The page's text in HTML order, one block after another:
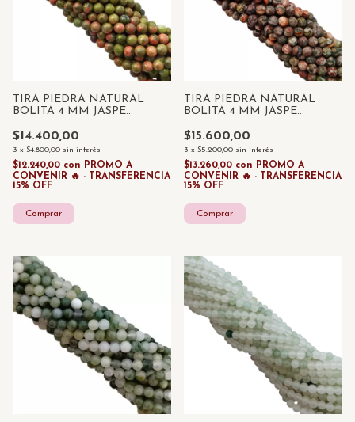
TIRA PIEDRA NATURAL
BOLITA 4 MM JASPE
$14.400,00
3 x $4.800,00 sin interés
$12.240,00 con PROMO A
CONVENIR 🔥 - TRANSFERENCIA
15% OFF
TIRA PIEDRA NATURAL
BOLITA 4 MM JASPE
$15.600,00
3 x $5.200,00 sin interés
$13.260,00 con PROMO A
CONVENIR 🔥 - TRANSFERENCIA
15% OFF